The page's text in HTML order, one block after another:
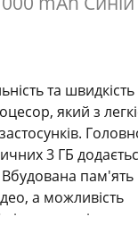
та швидкість
який з
3 ГБ
Вбудована пам'ять
а можливість
рішення